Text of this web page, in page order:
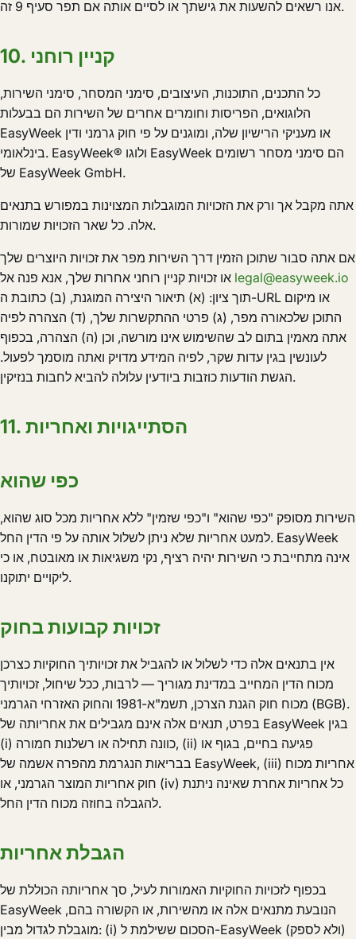
אנו רשאים להשעות את גישתך או לסיים אותה אם תפר סעיף 9 זה.
10. קניין רוחני
כל התכנים, התוכנות, העיצובים, סימני המסחר, סימני השירות,
הלוגואים, הפריסות וחומרים אחרים של השירות הם בבעלות
EasyWeek או מעניקי הרישיון שלה, ומוגנים על פי חוק גרמני ודין
בינלאומי. EasyWeek® ולוגו EasyWeek הם סימני מסחר רשומים
של EasyWeek GmbH.
אתה מקבל אך ורק את הזכויות המוגבלות המצוינות במפורש בתנאים
אלה. כל שאר הזכויות שמורות.
אם אתה סבור שתוכן הזמין דרך השירות מפר את זכויות היוצרים שלך
legal@easyweek.io
תוך ציון: (א) תיאור היצירה המוגנת, (ב) כתובת ה-URL או מיקום
התוכן שלכאורה מפר, (ג) פרטי ההתקשרות שלך, (ד) הצהרה לפיה
אתה מאמין בתום לב שהשימוש אינו מורשה, וכן (ה) הצהרה, בכפוף
לעונשין בגין עדות שקר, לפיה המידע מדויק ואתה מוסמך לפעול.
הגשת הודעות כוזבות ביודעין עלולה להביא לחבות בנזיקין.
11. הסתייגויות ואחריות
כפי שהוא
השירות מסופק "כפי שהוא" ו"כפי שזמין" ללא אחריות מכל סוג שהוא,
למעט אחריות שלא ניתן לשלול אותה על פי הדין החל. EasyWeek
אינה מתחייבת כי השירות יהיה רציף, נקי משגיאות או מאובטח, או כי
ליקויים יתוקנו.
זכויות קבועות בחוק
אין בתנאים אלה כדי לשלול או להגביל את זכויותיך החוקיות כצרכן
מכוח הדין המחייב במדינת מגוריך — לרבות, ככל שיחול, זכויותיך
מכוח חוק הגנת הצרכן, תשמ"א-1981 והחוק האזרחי הגרמני (BGB).
בפרט, תנאים אלה אינם מגבילים את אחריותה של EasyWeek בגין
(i) כוונה תחילה או רשלנות חמורה, (ii) פגיעה בחיים, בגוף או
בבריאות הנגרמת מהפרה אשמה של EasyWeek, (iii) אחריות מכוח
חוק אחריות המוצר הגרמני, או (iv) כל אחריות אחרת שאינה ניתנת
להגבלה בחוזה מכוח הדין החל.
הגבלת אחריות
בכפוף לזכויות החוקיות האמורות לעיל, סך אחריותה הכוללת של
EasyWeek הנובעת מתנאים אלה או מהשירות, או הקשורה בהם,
מוגבלת לגדול מבין: (i) הסכום ששילמת ל-EasyWeek (ולא לספק)